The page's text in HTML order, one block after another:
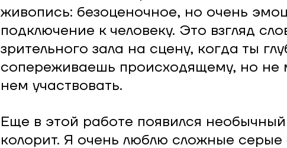
живопись: безоценочное, но очень
подключение к человеку. Это взгляд
зрительного зала на сцену, когда ты
сопереживаешь происходящему, но
нем участвовать.
Еще в этой работе появился
колорит. Я очень люблю сложные серые